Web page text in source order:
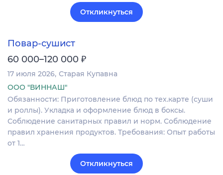
Откликнуться
Повар-сушист
60 000–120 000 ₽
17 июля 2026 Старая Купавна
ООО "ВИННАШ"
Обязанности: Приготовление блюд по тех.карте (суши
и роллы). Укладка и оформление блюд в боксы.
Соблюдение санитарных правил и норм. Соблюдение
правил хранения продуктов. Требования: Опыт работы
от 1…
Откликнуться